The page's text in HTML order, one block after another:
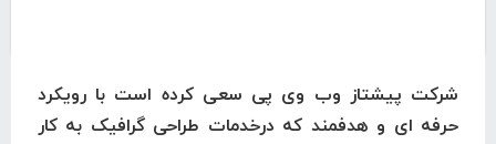
شرکت پیشتاز وب وی پی سعی کرده است با رویکرد
حرفه ای و هدفمند که درخدمات طراحی گرافیک به کار